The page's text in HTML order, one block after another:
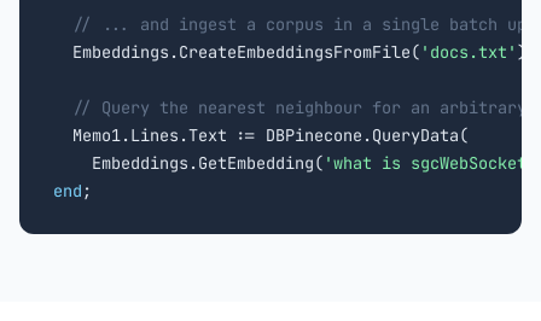
// ... and ingest a corpus in a single batch
  Embeddings.CreateEmbeddingsFromFile(
'docs.txt' );
// Query the nearest neighbour for an arbitrary
  Memo1.Lines.Text := DBPinecone.QueryData(
    Embeddings.GetEmbedding(
'what is
end ;